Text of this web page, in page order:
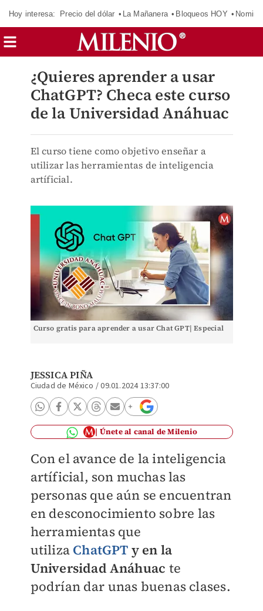
Hoy interesa: Precio del dólar La Mañanera Bloqueos HOY
¿Quieres aprender a usar
ChatGPT? Checa este curso
de la Universidad Anáhuac
El curso tiene como objetivo enseñar a
utilizar las herramientas de inteligencia
artíficial.
Curso gratis para aprender a usar Chat GPT| Especial
JESSICA PIÑA
Ciudad de México /09.01.2024 13:37:00
Únete al canal de Milenio
Con el avance de la inteligencia
artíficial, son muchas las
personas que aún se encuentran
en desconocimiento sobre las
herramientas que
utiliza ChatGPT y en la
Universidad Anáhuac te
podrían dar unas buenas clases.